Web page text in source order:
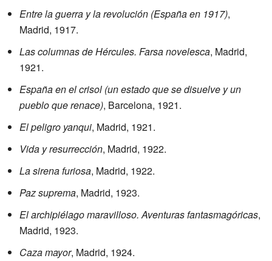
Entre la guerra y la revolución (España en 1917),
Madrid, 1917.
Las columnas de Hércules. Farsa novelesca, Madrid,
1921.
España en el crisol (un estado que se disuelve y un
pueblo que renace), Barcelona, 1921.
El peligro yanqui, Madrid, 1921.
Vida y resurrección, Madrid, 1922.
La sirena furiosa, Madrid, 1922.
Paz suprema, Madrid, 1923.
El archipiélago maravilloso. Aventuras fantasmagóricas,
Madrid, 1923.
Caza mayor, Madrid, 1924.